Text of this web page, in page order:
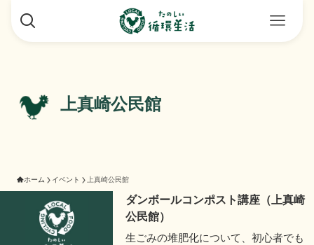
上真崎公民館
ホーム イベント 上真崎公民館
ダンボールコンポスト講座（上真崎
公民館）
生ごみの堆肥化について、初心者でも